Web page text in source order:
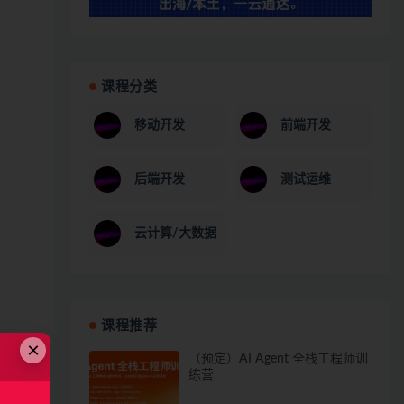
课程分类
移动开发 前端开发
后端开发 测试运维
云计算/大数据
课程推荐
（预定）AI Agent 全栈工程师训
练营
×